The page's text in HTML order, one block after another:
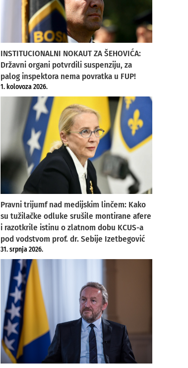
INSTITUCIONALNI NOKAUT ZA ŠEHOVIĆA:
Državni organi potvrdili suspenziju, za
palog inspektora nema povratka u FUP!
1. kolovoza 2026.
Pravni trijumf nad medijskim linčem: Kako
su tužilačke odluke srušile montirane afere
i razotkrile istinu o zlatnom dobu KCUS-a
pod vodstvom prof. dr. Sebije Izetbegović
31. srpnja 2026.